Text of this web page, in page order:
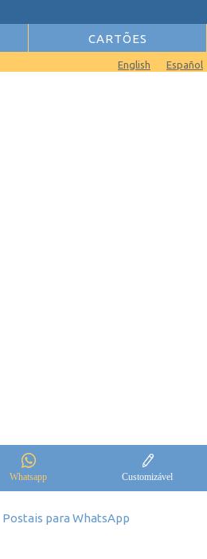
CARTÕES
Español
English
Whatsapp Customizável
Postais para WhatsApp